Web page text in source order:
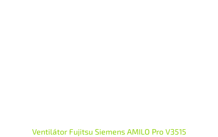
Ventilátor Fujitsu Siemens AMILO Pro V3515